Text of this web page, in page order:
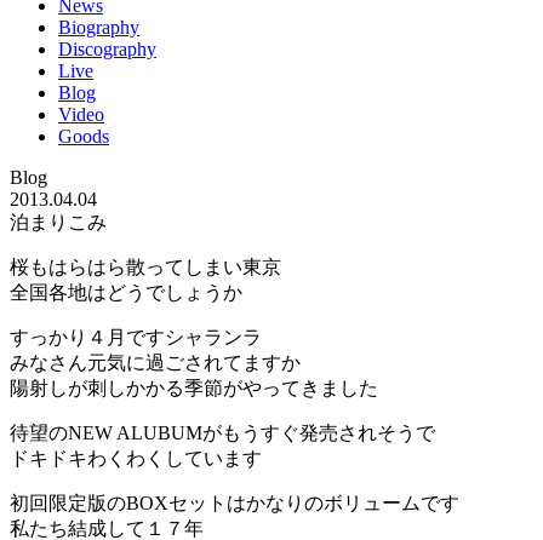
News
Biography
Discography
Live
Blog
Video
Goods
Blog
2013.04.04
泊まりこみ
桜もはらはら散ってしまい東京
全国各地はどうでしょうか
すっかり４月ですシャランラ
みなさん元気に過ごされてますか
陽射しが刺しかかる季節がやってきました
待望のNEW ALUBUMがもうすぐ発売されそうで
ドキドキわくわくしています
初回限定版のBOXセットはかなりのボリュームです
私たち結成して１７年